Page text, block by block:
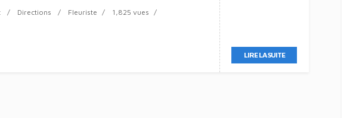
Directions Fleuriste 1,825 vues
LIRE LA SUITE